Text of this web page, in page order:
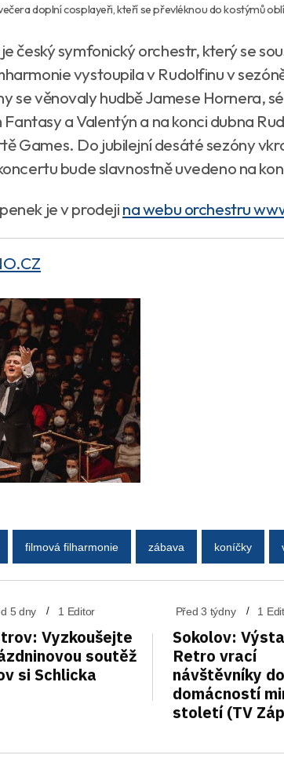
doplní cosplayeři, kteří se převléknou do kostýmů
český symfonický orchestr, který se
vystoupila v Rudolfinu v
se věnovaly hudbě Jamese Hornera,
a Valentýn a na konci dubna
Games. Do jubilejní desáté sezóny
bude slavnostně uvedeno na
je v prodejina webu orchestru
filmová filharmonie zábava koníčky
5 dny 1 Editor
Vyzkoušejte
soutěž
si Schlicka
Před 3 týdny 1
Sokolov:
Retro vrací
návštěvníky do
domácností
století (TV